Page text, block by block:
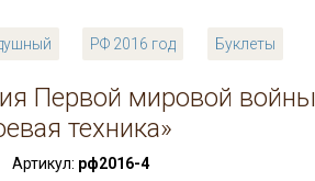
РФ 2016 год Буклеты
Первой мировой войны
техника»
Артикул: рф2016-4